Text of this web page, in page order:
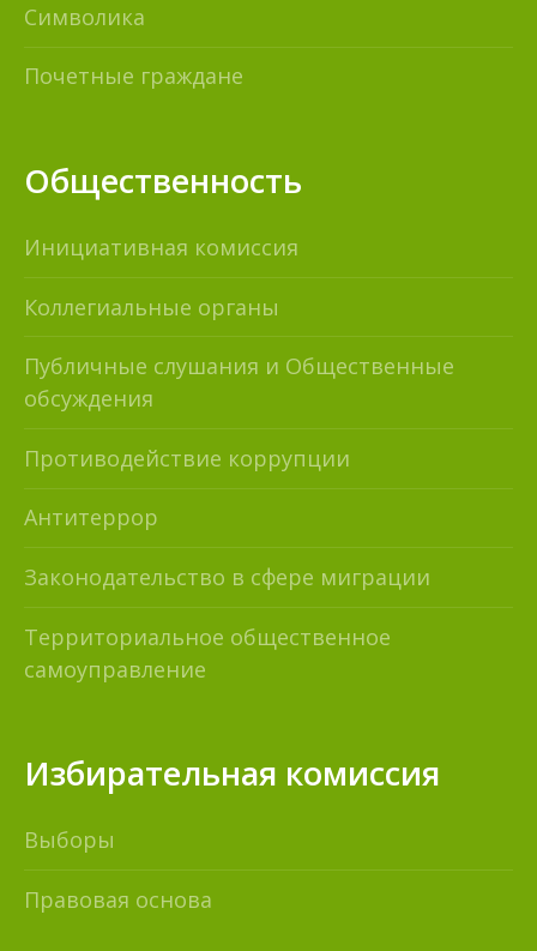
Символика
Почетные граждане
Общественность
Инициативная комиссия
Коллегиальные органы
Публичные слушания и Общественные
обсуждения
Противодействие коррупции
Антитеррор
Законодательство в сфере миграции
Территориальное общественное
самоуправление
Избирательная комиссия
Выборы
Правовая основа